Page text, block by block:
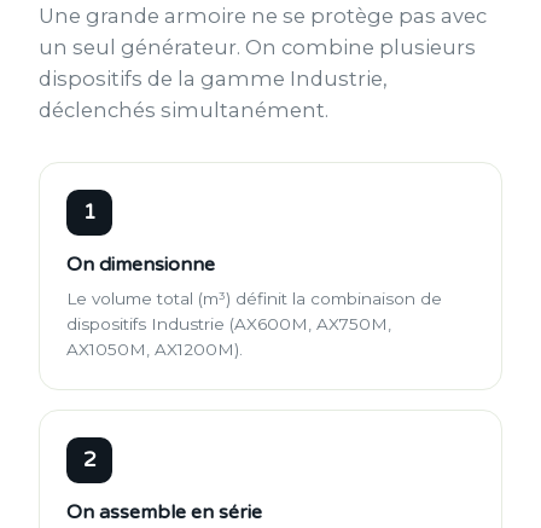
Une grande armoire ne se protège pas avec
un seul générateur. On combine plusieurs
dispositifs de la gamme Industrie,
déclenchés simultanément.
1
On dimensionne
Le volume total (m³) définit la combinaison de
dispositifs Industrie (AX600M, AX750M,
AX1050M, AX1200M).
2
On assemble en série